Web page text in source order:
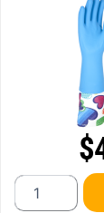
$
Guante
Altex